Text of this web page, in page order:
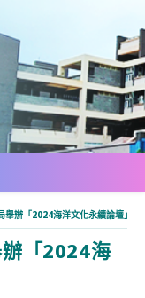
舉辦「2024海洋文化永續論壇」活
「2024海